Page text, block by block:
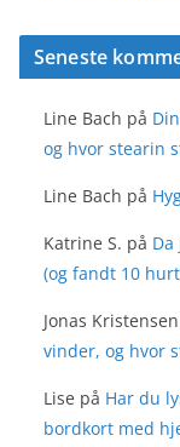
Seneste
Line Bach på
og hvor stearin
Line Bach på
Katrine S. på
(og fandt 10
Jonas Kristensen
vinder, og hvor
Lise på Har du
bordkort med